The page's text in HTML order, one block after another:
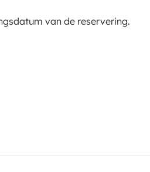
van de reservering.